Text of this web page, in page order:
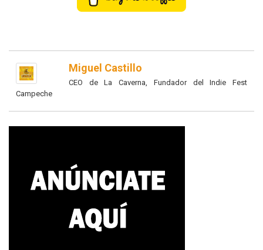
Miguel Castillo
CEO de La Caverna, Fundador del Indie Fest
Campeche